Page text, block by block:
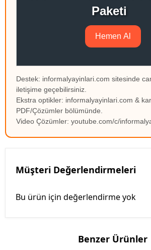
Paketi
Hemen Al
Destek: informalyayinlari.com sitesinde
iletişime geçebilirsiniz.
Ekstra optikler: informalyayinlari.com &
PDF/Çözümler bölümünde.
Video Çözümler: youtube.com/c/
Müşteri Değerlendirmeleri
Bu ürün için değerlendirme yok
Benzer Ürünler